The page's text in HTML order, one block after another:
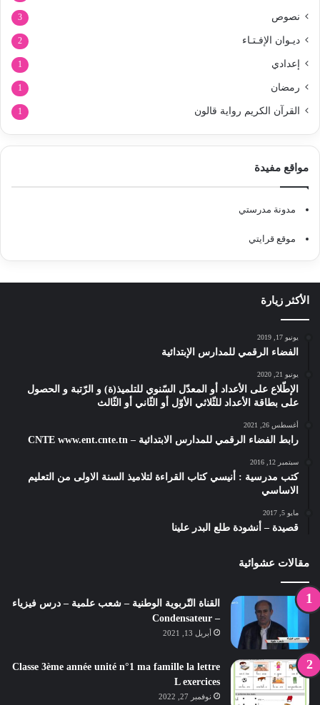
نصوص 3
ديـوان الإفـتـاء 2
إعدادي 1
رمضان 1
القرآن الكريم رواية قالون 1
مواقع مفيدة
مدونة مدرستي
موقع قرايتي
الأكثر زيارة
يونيو 17, 2019
الفضاء الرقمي للمدارس الإبتدائية
يونيو 21, 2020
الإطّلاع على الأعداد أو المعدّل السّنوي للتلميذ(ة) و الرّتبة و الحصول
على بطاقة الأعداد للثّلاثي الأوّل أو الثّاني أو الثّالث
أغسطس 26, 2021
رابط الفضاء الرقمي للمدارس الابتدائية – CNTE www.ent.cnte.tn
سبتمبر 12, 2016
كتب مدرسية : أنيسي كتاب القراءة لتلاميذ السنة الاولى من التعليم
الاساسي
مايو 5, 2017
قصيدة – أنشودة طلع البدر علينا
مقالات عشوائية
القناة التّربوية الوطنية – شعب علمية – درس فيزياء
– Condensateur
أبريل 13, 2021
Classe 3ème année unité n°1 ma famille la lettre
L exercices
نوفمبر 27, 2022